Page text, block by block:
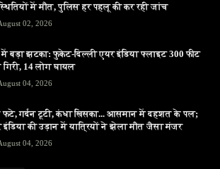
में मौत, पुलिस हर पहलू की कर रही जांच
02, 2026
में बड़ा झटका: फुकेट-दिल्ली एयर इंडिया फ्लाइट 300 फीट
गिरी, 14 लोग घायल
04, 2026
फटे, गर्दन टूटी, कंधा खिसका... आसमान में दहशत के पल;
इंडिया की उड़ान में यात्रियों ने झेला मौत जैसा मंजर
04, 2026